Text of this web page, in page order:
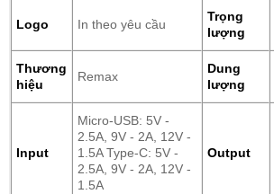
Logo In theo yêu cầu
Trọng
lượng
Thương
hiệu
Remax
Dung
lượng
Input
Micro-USB: 5V -
2.5A, 9V - 2A, 12V -
1.5A Type-C: 5V -
2.5A, 9V - 2A, 12V -
1.5A
Output